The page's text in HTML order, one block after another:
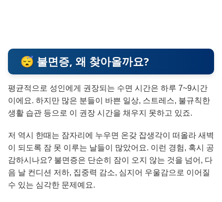
😴 불면증, 왜 찾아올까요?
평균적으로 성인에게 권장되는 수면 시간은 하루 7~9시간
이에요. 하지만 많은 분들이 바쁜 일상, 스트레스, 불규칙한
생활 습관 등으로 이 권장 시간을 채우지 못하고 있죠.
저 역시 한때는 잠자리에 누우면 온갖 잡생각이 떠올라 새벽
이 되도록 잠 못 이루는 날들이 많았어요. 이런 경험, 혹시 공
감하시나요? 불면증은 단순히 잠이 오지 않는 것을 넘어, 다
음 날 컨디션 저하, 집중력 감소, 심지어 우울감으로 이어질
수 있는 심각한 문제예요.